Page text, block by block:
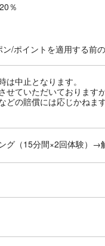
％
/ポイントを適用する前の
は中止となります。
せていただいております
どの賠償には応じかねま
（15分間×2回体験）→